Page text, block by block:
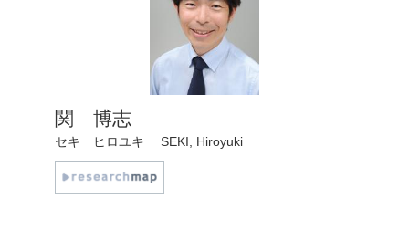
関 博志
セキ ヒロユキ SEKI, Hiroyuki